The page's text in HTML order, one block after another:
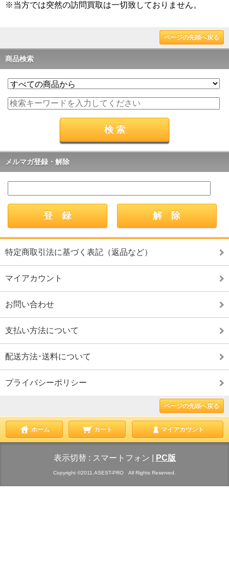
※当方では突然の訪問買取は一切致しておりません。
ページの先頭へ戻る
商品検索
メルマガ登録・解除
特定商取引法に基づく表記（返品など）
マイアカウント
お問い合わせ
支払い方法について
配送方法･送料について
プライバシーポリシー
ページの先頭へ戻る
ホーム カート マイアカウント
表示切替 : スマートフォン PC版
Copyright ©2011.ASEST-PRO All Rights Reserved.